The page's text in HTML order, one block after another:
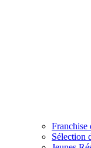
Franchise
Sélection